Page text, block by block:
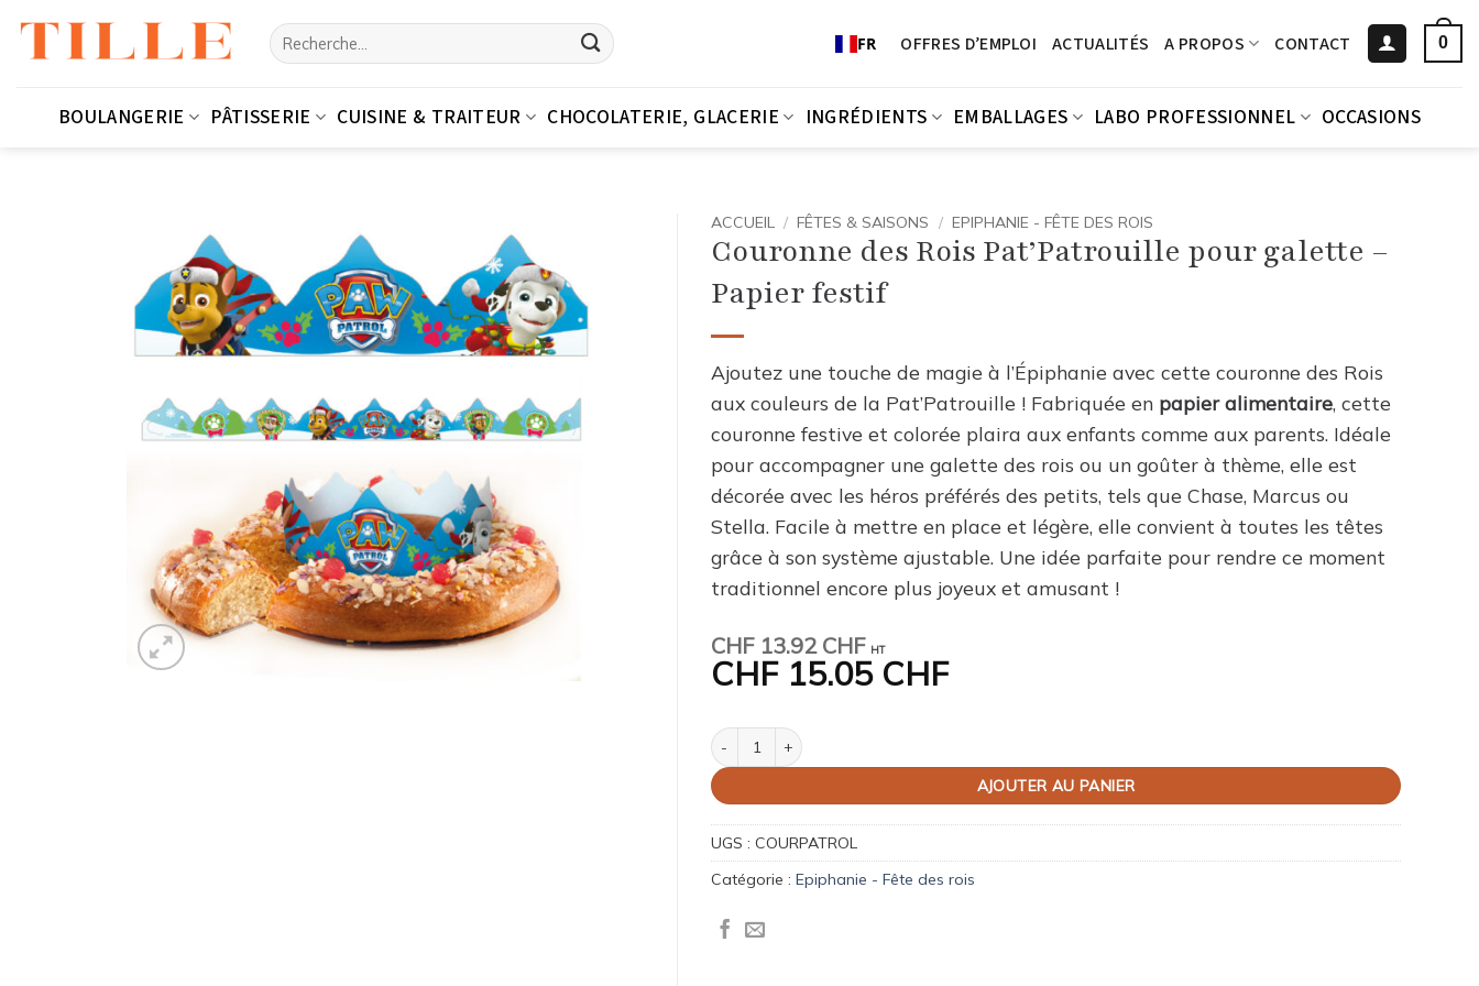
Recherche
pour :
FR OFFRES D’EMPLOI ACTUALITÉS A PROPOS CONTACT 0
BOULANGERIE PÂTISSERIE CUISINE & TRAITEUR CHOCOLATERIE, GLACERIE INGRÉDIENTS EMBALLAGES LABO PROFESSIONNEL OCCASIONS
ACCUEIL / FÊTES & SAISONS / EPIPHANIE - FÊTE DES ROIS
Couronne des Rois Pat’Patrouille pour galette –
Papier festif
Ajoutez une touche de magie à l’Épiphanie avec cette couronne des Rois
aux couleurs de la Pat’Patrouille ! Fabriquée en papier alimentaire, cette
couronne festive et colorée plaira aux enfants comme aux parents. Idéale
pour accompagner une galette des rois ou un goûter à thème, elle est
décorée avec les héros préférés des petits, tels que Chase, Marcus ou
Stella. Facile à mettre en place et légère, elle convient à toutes les têtes
grâce à son système ajustable. Une idée parfaite pour rendre ce moment
traditionnel encore plus joyeux et amusant !
CHF13.92 CHF HT
CHF15.05 CHF
quantité de Couronne des Rois Pat’Patrouille pour galette – Papier festif
AJOUTER AU PANIER
UGS : COURPATROL
Catégorie : Epiphanie - Fête des rois